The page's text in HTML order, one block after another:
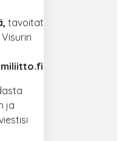
tavoitat
ja